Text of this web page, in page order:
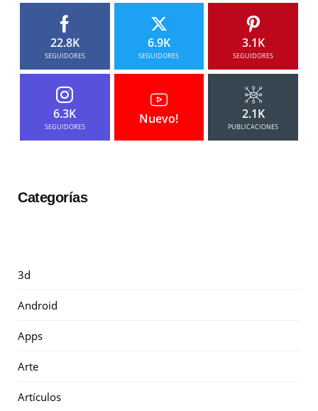
22.8K
SEGUIDORES
6.9K
SEGUIDORES
3.1K
SEGUIDORES
6.3K
SEGUIDORES
Nuevo! 2.1K
PUBLICACIONES
Categorías
3d
Android
Apps
Arte
Artículos